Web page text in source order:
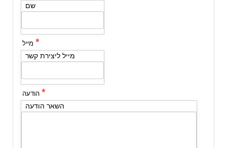
שם
*
מייל ליצירת קשר
*
השאר הודעה